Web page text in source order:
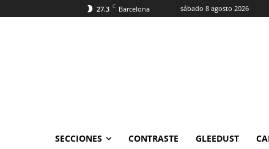
27.3 C Barcelona sábado 8 agosto 2026
SECCIONES CONTRASTE GLEEDUST